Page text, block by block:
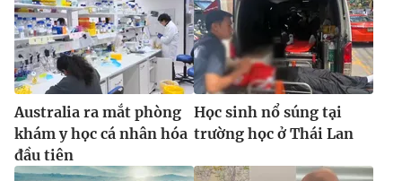
Australia ra mắt phòng
khám y học cá nhân hóa
đầu tiên
Học sinh nổ súng tại
trường học ở Thái Lan